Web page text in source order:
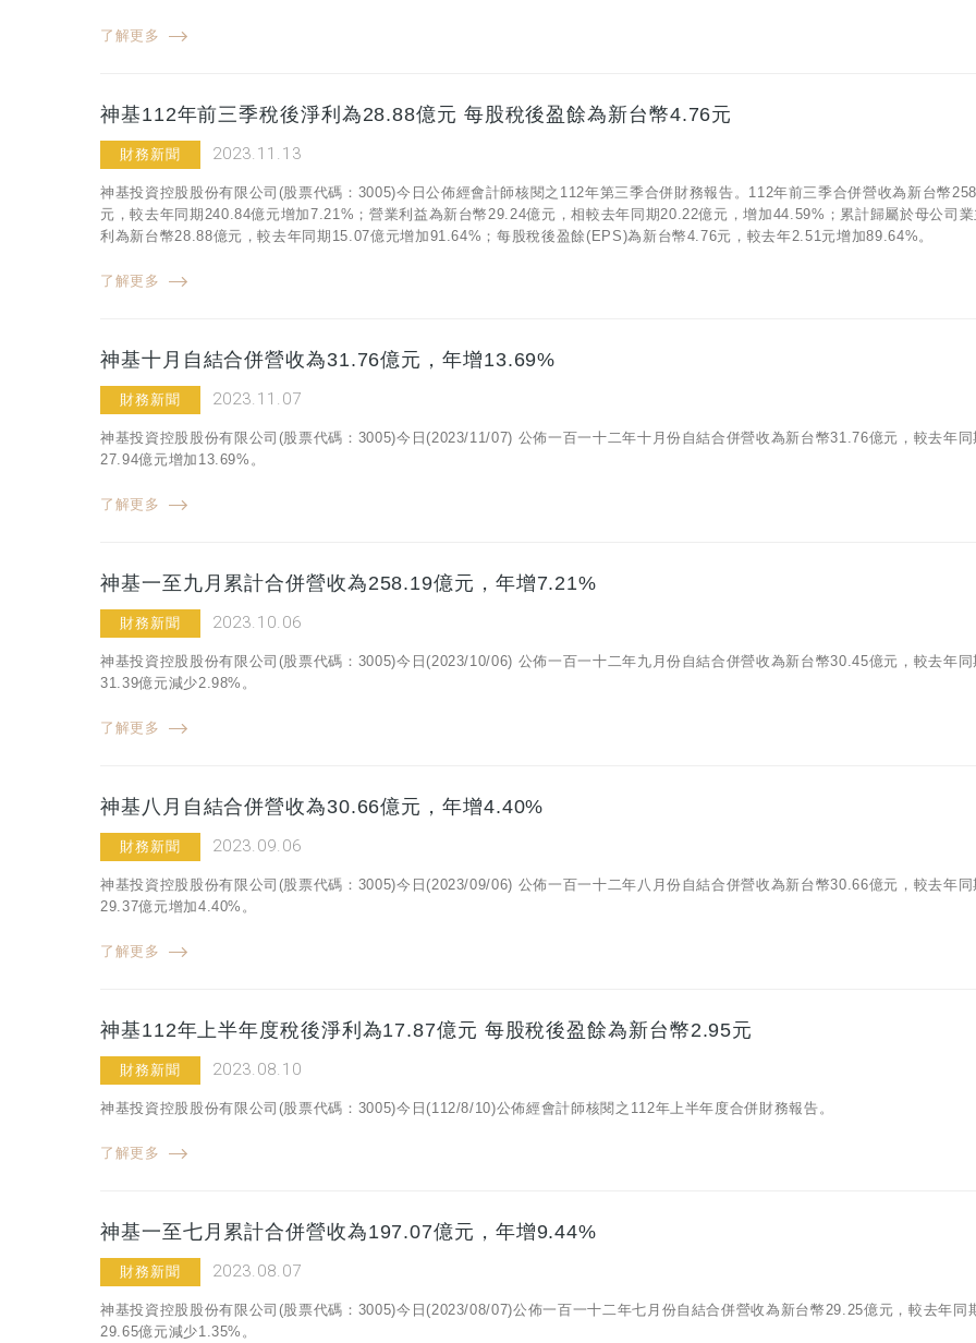
了解更多
神基112年前三季稅後淨利為28.88億元 每股稅後盈餘為新台幣4.76元
財務新聞 2023.11.13
神基投資控股股份有限公司(股票代碼：3005)今日公佈經會計師核閱之112年第三季合併財務報告。112年前三季合併營收為新台幣
元，較去年同期240.84億元增加7.21%；營業利益為新台幣29.24億元，相較去年同期20.22億元，增加44.59%；累計歸屬於母公司
利為新台幣28.88億元，較去年同期15.07億元增加91.64%；每股稅後盈餘(EPS)為新台幣4.76元，較去年2.51元增加89.64%。
了解更多
神基十月自結合併營收為31.76億元，年增13.69%
財務新聞 2023.11.07
神基投資控股股份有限公司(股票代碼：3005)今日(2023/11/07) 公佈一百一十二年十月份自結合併營收為新台幣31.76億元，較去年同
27.94億元增加13.69%。
了解更多
神基一至九月累計合併營收為258.19億元，年增7.21%
財務新聞 2023.10.06
神基投資控股股份有限公司(股票代碼：3005)今日(2023/10/06) 公佈一百一十二年九月份自結合併營收為新台幣30.45億元，較去年同
31.39億元減少2.98%。
了解更多
神基八月自結合併營收為30.66億元，年增4.40%
財務新聞 2023.09.06
神基投資控股股份有限公司(股票代碼：3005)今日(2023/09/06) 公佈一百一十二年八月份自結合併營收為新台幣30.66億元，較去年同
29.37億元增加4.40%。
了解更多
神基112年上半年度稅後淨利為17.87億元 每股稅後盈餘為新台幣2.95元
財務新聞 2023.08.10
神基投資控股股份有限公司(股票代碼：3005)今日(112/8/10)公佈經會計師核閱之112年上半年度合併財務報告。
了解更多
神基一至七月累計合併營收為197.07億元，年增9.44%
財務新聞 2023.08.07
神基投資控股股份有限公司(股票代碼：3005)今日(2023/08/07)公佈一百一十二年七月份自結合併營收為新台幣29.25億元，較去年同
29.65億元減少1.35%。